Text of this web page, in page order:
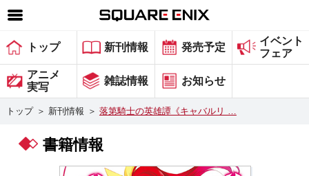
SQUARE ENIX 公式サイトメニュー
ゲーム
マガジン＆ブックス
グッズ
トップ 新刊情報 発売予定
イベント
フェア
アニメ
実写
雑誌情報 お知らせ
トップ ＞ 新刊情報 ＞ 落第騎士の英雄譚《キャバルリ …
書籍情報